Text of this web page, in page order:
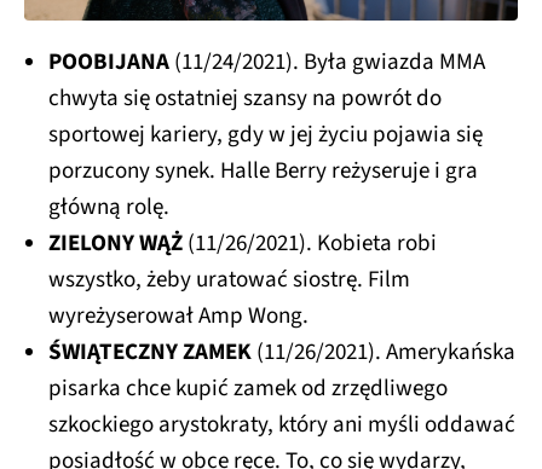
POOBIJANA(11/24/2021). Była gwiazda MMA
chwyta się ostatniej szansy na powrót do
sportowej kariery, gdy w jej życiu pojawia się
porzucony synek. Halle Berry reżyseruje i gra
główną rolę.
ZIELONY WĄŻ(11/26/2021). Kobieta robi
wszystko, żeby uratować siostrę. Film
wyreżyserował Amp Wong.
ŚWIĄTECZNY ZAMEK(11/26/2021). Amerykańska
pisarka chce kupić zamek od zrzędliwego
szkockiego arystokraty, który ani myśli oddawać
posiadłość w obce ręce. To, co się wydarzy,